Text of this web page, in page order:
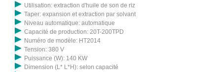
Utilisation: extraction d'huile de son de riz
Taper: expansion et extraction par solvant
Niveau automatique: automatique
Capacité de production: 20T-200TPD
Numéro de modèle: HT2014
Tension: 380 V
Puissance (W): 140 KW
Dimension (L* L*H): selon capacité